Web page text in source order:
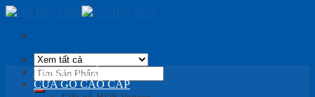
Skip
content
Tìm
kiếm:
TRANG CHỦ
CỬA GỖ CAO CẤP